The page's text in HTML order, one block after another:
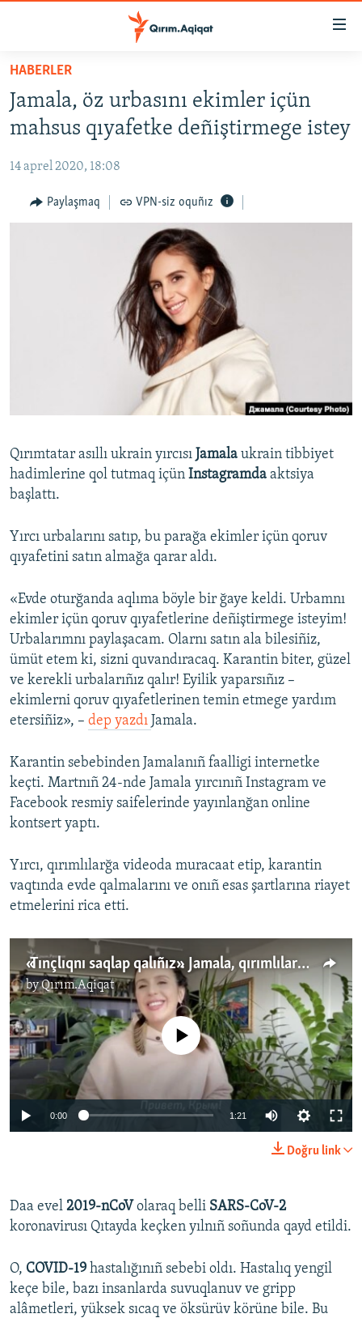
Esas
qaytmaq
Baş
qaytmaq
qaytmaq
HABERLER
SİYASET
CEMİYET
MEDENİYET
Українською
QOŞULIÑIZ!
RFE/RS bütün saytları
HABERLER
Jamala, öz urbasını ekimler içün
mahsus qıyafetke deñiştirmege istey
14 aprel 2020, 18:08
Paylaşmaq VPN-siz oquñız
Qırımtatar asıllı ukrain yırcısı Jamala ukrain tibbiyet
hadimlerine qol tutmaq içün Instagramda aktsiya
başlattı.
Yırcı urbalarını satıp, bu parağa ekimler içün qoruv
qıyafetini satın almağa qarar aldı.
«Evde oturğanda aqlıma böyle bir ğaye keldi. Urbamnı
ekimler içün qoruv qıyafetlerine deñiştirmege isteyim!
Urbalarımnı paylaşacam. Olarnı satın ala bilesiñiz,
ümüt etem ki, sizni quvandıracaq. Karantin biter, güzel
ve kerekli urbalarıñız qalır! Eyilik yaparsıñız –
ekimlerni qoruv qıyafetlerinen temin etmege yardım
etersiñiz», – dep yazdı Jamala.
Karantin sebebinden Jamalanıñ faalligi internetke
keçti. Martnıñ 24-nde Jamala yırcınıñ Instagram ve
Facebook resmiy saifelerinde yayınlanğan online
kontsert yaptı.
Yırcı, qırımlılarğa videoda muracaat etip, karantin
vaqtında evde qalmalarını ve onıñ esas şartlarına riayet
etmelerini rica etti.
«Tınçlıqnı saqlap qalıñız». Jamala, qırımlılardan evde qalmalarını rica ete (video)
byQırım.Aqiqat
1080p
No media source currently available
0:00 1:21
270p
1080p
Doğru link
Daa evel 2019-nCoV olaraq belli SARS-CoV-2
koronavirusı Qıtayda keçken yılnıñ soñunda qayd etildi.
O, COVID-19 hastalığınıñ sebebi oldı. Hastalıq yengil
keçe bile, bazı insanlarda suvuqlanuv ve gripp
alâmetleri, yüksek sıcaq ve öksürüv körüne bile. Bu